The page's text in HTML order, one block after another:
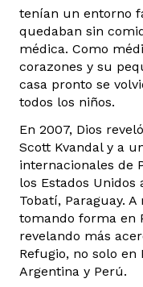
tenían un entorno
quedaban sin
médica. Como
corazones y su
casa pronto se
todos los niños.
En 2007, Dios
Scott Kvandal y a
internacionales de
los Estados
Tobatí, Paraguay.
tomando forma en
revelando más
Refugio, no solo en
Argentina y Perú.